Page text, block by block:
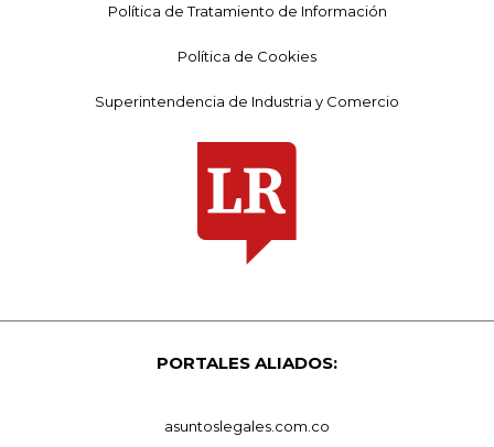
Política de Tratamiento de Información
Política de Cookies
Superintendencia de Industria y Comercio
PORTALES ALIADOS:
asuntoslegales.com.co